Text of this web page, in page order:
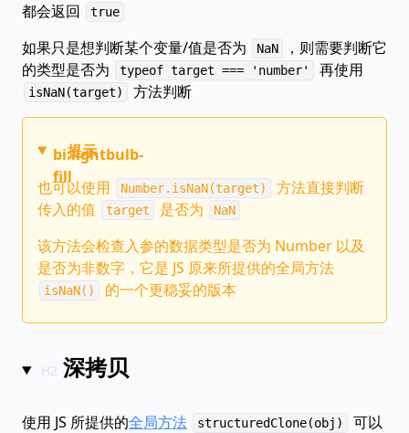
都会返回
true
如果只是想判断某个变量/值是否为 NaN
，则需要判断它
的类型是否为
typeof target === 'number' 再使用
isNaN(target) 方法判断
bi:lightbulb-
fill
提示
也可以使用
Number.isNaN(target)
方法直接判断
传入的值
target 是否为 NaN
该方法会检查入参的数据类型是否为 Number 以及
是否为非数字，它是 JS 原来所提供的全局方法
isNaN() 的一个更稳妥的版本
深拷贝
使用 JS 所提供的全局方法 structuredClone(obj)
可以